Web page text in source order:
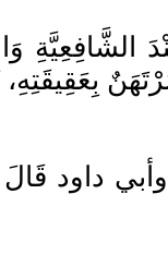
الشَّافِعِيَّةِ
داود